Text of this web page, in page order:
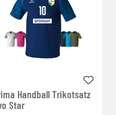
Handball Trikotsatz
Star